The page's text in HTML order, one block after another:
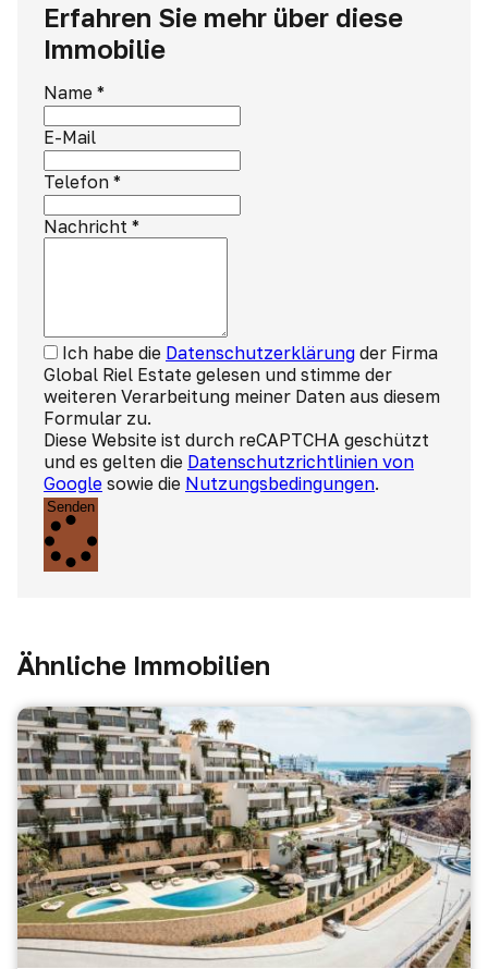
Erfahren Sie mehr über diese
Immobilie
Name *
E-Mail
Telefon *
Nachricht *
Ich habe die Datenschutzerklärung der Firma
Global Riel Estate gelesen und stimme der
weiteren Verarbeitung meiner Daten aus diesem
Formular zu.
Diese Website ist durch reCAPTCHA geschützt
und es gelten die Datenschutzrichtlinien von
Google sowie die Nutzungsbedingungen.
Senden
Ähnliche Immobilien